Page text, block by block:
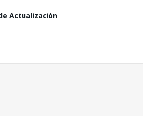
Actualización